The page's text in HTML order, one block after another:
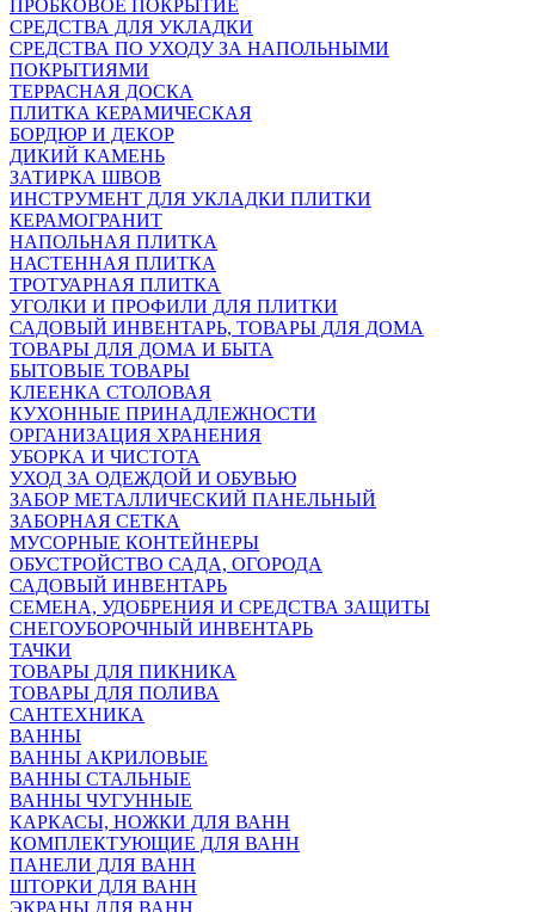
ПРОБКОВОЕ ПОКРЫТИЕ
СРЕДСТВА ДЛЯ УКЛАДКИ
СРЕДСТВА ПО УХОДУ ЗА НАПОЛЬНЫМИ
ПОКРЫТИЯМИ
ТЕРРАСНАЯ ДОСКА
ПЛИТКА КЕРАМИЧЕСКАЯ
БОРДЮР И ДЕКОР
ДИКИЙ КАМЕНЬ
ЗАТИРКА ШВОВ
ИНСТРУМЕНТ ДЛЯ УКЛАДКИ ПЛИТКИ
КЕРАМОГРАНИТ
НАПОЛЬНАЯ ПЛИТКА
НАСТЕННАЯ ПЛИТКА
ТРОТУАРНАЯ ПЛИТКА
УГОЛКИ И ПРОФИЛИ ДЛЯ ПЛИТКИ
САДОВЫЙ ИНВЕНТАРЬ, ТОВАРЫ ДЛЯ ДОМА
ТОВАРЫ ДЛЯ ДОМА И БЫТА
БЫТОВЫЕ ТОВАРЫ
КЛЕЕНКА СТОЛОВАЯ
КУХОННЫЕ ПРИНАДЛЕЖНОСТИ
ОРГАНИЗАЦИЯ ХРАНЕНИЯ
УБОРКА И ЧИСТОТА
УХОД ЗА ОДЕЖДОЙ И ОБУВЬЮ
ЗАБОР МЕТАЛЛИЧЕСКИЙ ПАНЕЛЬНЫЙ
ЗАБОРНАЯ СЕТКА
МУСОРНЫЕ КОНТЕЙНЕРЫ
ОБУСТРОЙСТВО САДА, ОГОРОДА
САДОВЫЙ ИНВЕНТАРЬ
СЕМЕНА, УДОБРЕНИЯ И СРЕДСТВА ЗАЩИТЫ
СНЕГОУБОРОЧНЫЙ ИНВЕНТАРЬ
ТАЧКИ
ТОВАРЫ ДЛЯ ПИКНИКА
ТОВАРЫ ДЛЯ ПОЛИВА
САНТЕХНИКА
ВАННЫ
ВАННЫ АКРИЛОВЫЕ
ВАННЫ СТАЛЬНЫЕ
ВАННЫ ЧУГУННЫЕ
КАРКАСЫ, НОЖКИ ДЛЯ ВАНН
КОМПЛЕКТУЮЩИЕ ДЛЯ ВАНН
ПАНЕЛИ ДЛЯ ВАНН
ШТОРКИ ДЛЯ ВАНН
ЭКРАНЫ ДЛЯ ВАНН